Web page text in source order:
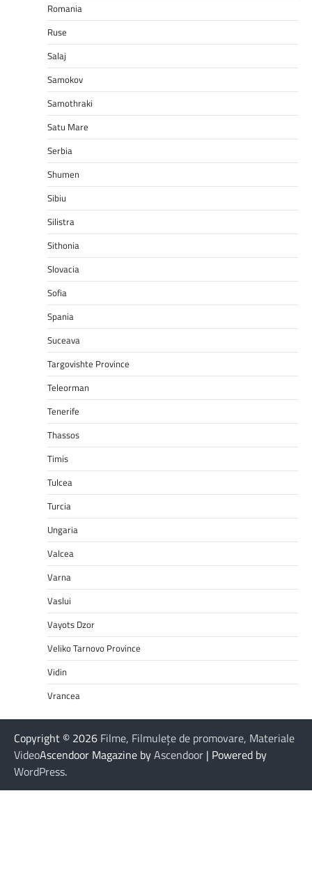
Romania
Ruse
Salaj
Samokov
Samothraki
Satu Mare
Serbia
Shumen
Sibiu
Silistra
Sithonia
Slovacia
Sofia
Spania
Suceava
Targovishte Province
Teleorman
Tenerife
Thassos
Timis
Tulcea
Turcia
Ungaria
Valcea
Varna
Vaslui
Vayots Dzor
Veliko Tarnovo Province
Vidin
Vrancea
Copyright © 2026 Filme, Filmulețe de promovare, Materiale
VideoAscendoor Magazine byAscendoor | Powered by
WordPress.